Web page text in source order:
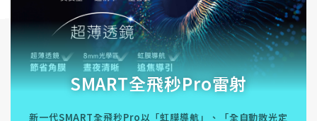
SMART全飛秒Pro雷射
新一代SMART全飛秒Pro以「虹膜導航」、「全自動散光定